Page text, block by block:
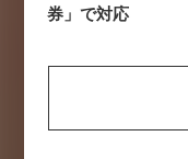
券」で対応